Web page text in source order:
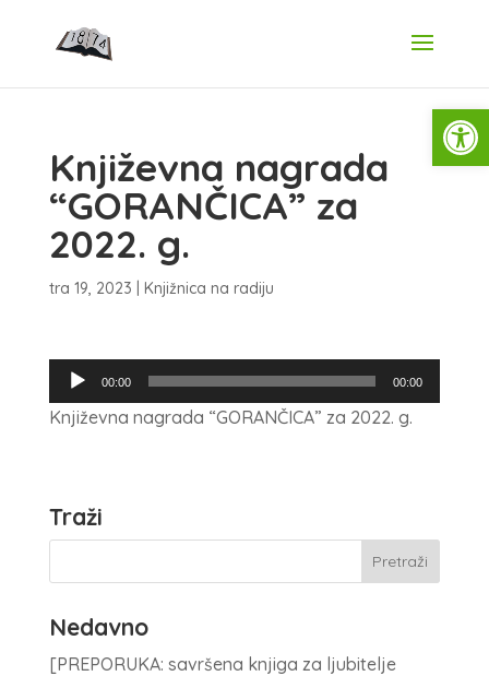
Književna nagrada
“GORANČICA” za
2022. g.
tra 19, 2023 Knjižnica na radiju
Reproduktor
audiozapisa
00:00 00:00
Književna nagrada “GORANČICA” za 2022. g.
Traži
Nedavno
[PREPORUKA: savršena knjiga za ljubitelje